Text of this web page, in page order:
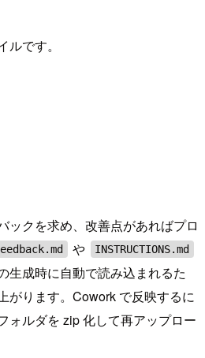
です。
ックを求め、改善点があればプロ
や INSTRUCTIONS.md
生成時に自動で読み込まれるた
がります。Cowork で反映するに
ォルダを zip 化して再アップロー